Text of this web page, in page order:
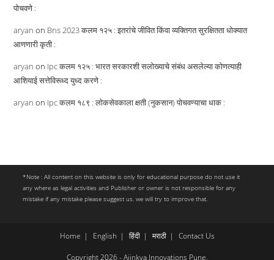
पोचवणे :
aryan on Bns 2023 कलम १२५ : इतरांचे जीवित किंवा व्यक्तिगत सुरक्षितता धोक्यात
आणणारी कृती :
aryan on Ipc कलम १२५ : भारत सरकारशी सलोख्याचे संबंध असलेल्या कोणत्याही
आशियाई सत्तेविरूध्द युध्द करणे :
aryan on Ipc कलम १८९ : लोकसेवकाला क्षती (नुकसान) पोचवण्याचा धाक :
*Note : All content on this website is only for educational purpose do not use it
any where as legal activities and Publisher or owner is not responsible for any
mistake if any mistake please suggest us. we will try to improve that.
Home English हिंदी मराठी Contact Us
Copyright 2026 - Ajinkya Innovations Pune.